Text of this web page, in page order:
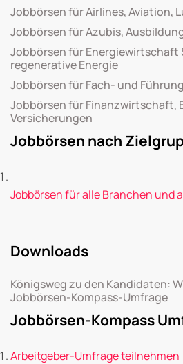
Jobbörsen für Airlines, Aviation,
Jobbörsen für Azubis,
Jobbörsen für Energiewirtschaft
regenerative Energie
Jobbörsen für Fach- und
Jobbörsen für Finanzwirtschaft,
Versicherungen
Jobbörsen nach
Jobbörsen für alle Branchen und
Downloads
Königsweg zu den Kandidaten:
Jobbörsen-Kompass-Umfrage
Jobbörsen-Kompass
Arbeitgeber-Umfrage teilnehmen